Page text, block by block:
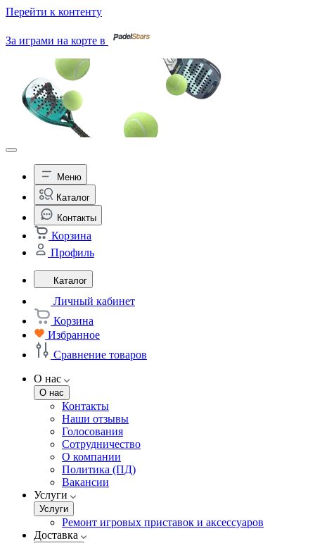
Перейти к контенту
За играми на корте в
Меню
Каталог
Контакты
Корзина
Профиль
Каталог
Личный кабинет
Корзина
Избранное
Сравнение товаров
О нас
О нас
Контакты
Наши отзывы
Голосования
Сотрудничество
О компании
Политика (ПД)
Вакансии
Услуги
Услуги
Ремонт игровых приставок и аксессуаров
Доставка